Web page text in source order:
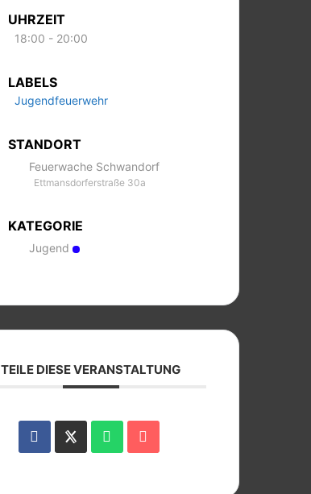
UHRZEIT
18:00 - 20:00
LABELS
Jugendfeuerwehr
STANDORT
Feuerwache Schwandorf
Ettmansdorferstraße 30a
KATEGORIE
Jugend
TEILE DIESE VERANSTALTUNG